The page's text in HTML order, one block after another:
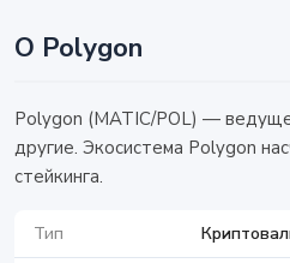
О Polygon
Polygon (MATIC/POL) —
другие. Экосистема Polygon
стейкинга.
Тип